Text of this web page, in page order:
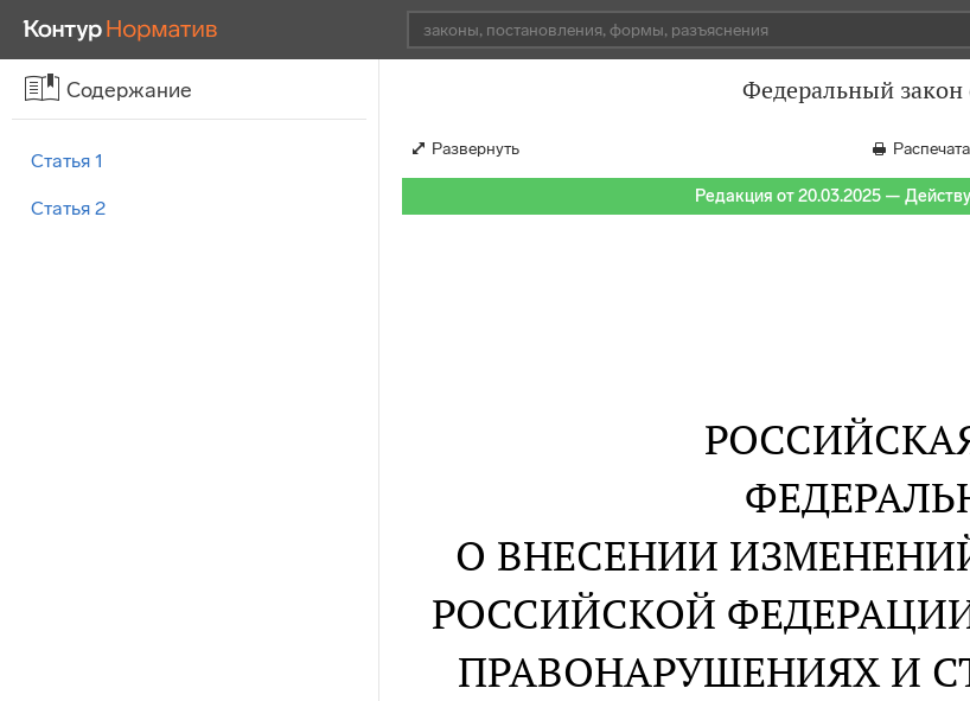
Содержание
Статья 1
Статья 2
Федеральный
Развернуть
Редакция от 20.03.2025 —
О ВНЕСЕНИИ
РОССИЙСКОЙ
ПРАВОНАРУШЕНИЯХ И